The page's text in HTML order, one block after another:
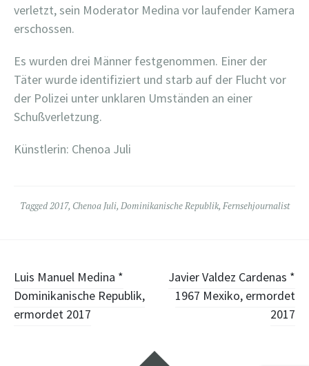
verletzt, sein Moderator Medina vor laufender Kamera
erschossen.
Es wurden drei Männer festgenommen. Einer der
Täter wurde identifiziert und starb auf der Flucht vor
der Polizei unter unklaren Umständen an einer
Schußverletzung.
Künstlerin: Chenoa Juli
Tagged2017, Chenoa Juli, Dominikanische Republik, Fernsehjournalist
Post
navigation
Luis Manuel Medina *
Dominikanische Republik,
ermordet 2017
Javier Valdez Cardenas *
1967 Mexiko, ermordet
2017
Widgets